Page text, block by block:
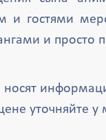
и гостями
и просто
уточняйте у